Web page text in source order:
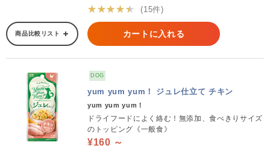
★★★★★
(15件)
商品比較リスト カートに入れる
DOG
yum yum yum！ ジュレ仕立て チキン
yum yum yum！
ドライフードによく絡む！無添加、食べきりサイズ
のトッピング《一般食》
¥160 ～